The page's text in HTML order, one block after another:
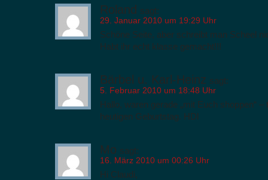
Roland sagt:
29. Januar 2010 um 19:29 Uhr
Schöne Seite, aber schreibt man Scheel
Habt ihr echt klasse gemacht!!!
Bärbel u. Karl-Heinz sagt:
5. Februar 2010 um 18:48 Uhr
Hallo, waren gerade „mit Euch shoppen“
heutigen Geburtstag. HDl
Mo sagt:
16. März 2010 um 00:26 Uhr
Hi Claudi,